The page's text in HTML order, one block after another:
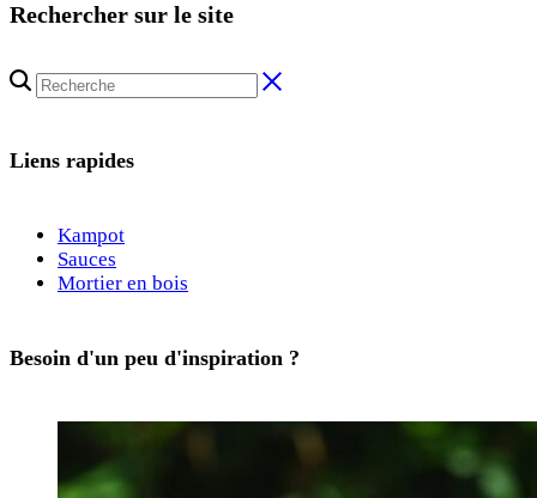
Rechercher sur le site
Liens rapides
Kampot
Sauces
Mortier en bois
Besoin d'un peu d'inspiration ?